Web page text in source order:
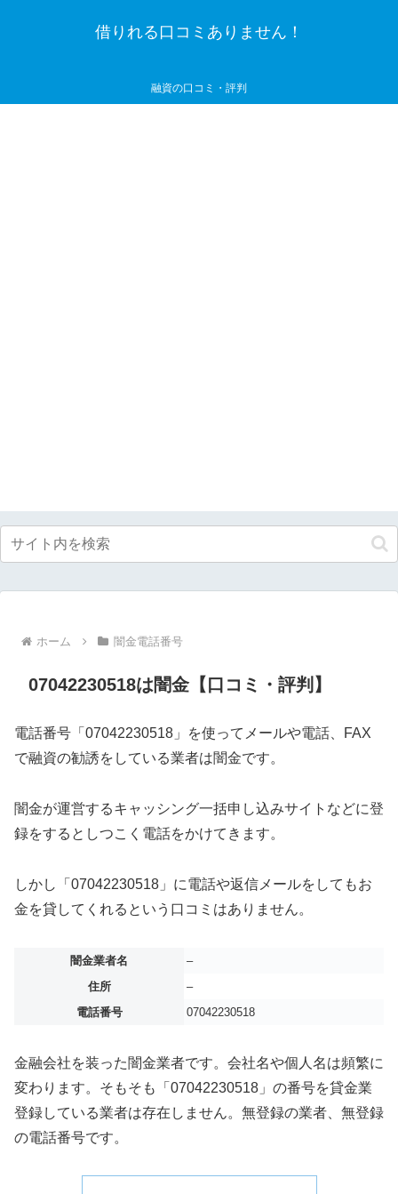
借りれる口コミありません！
融資の口コミ・評判
ホーム 闇金電話番号
07042230518は闇金【口コミ・評判】
電話番号「07042230518」を使ってメールや電話、FAX
で融資の勧誘をしている業者は闇金です。
闇金が運営するキャッシング一括申し込みサイトなどに登
録をするとしつこく電話をかけてきます。
しかし「07042230518」に電話や返信メールをしてもお
金を貸してくれるという口コミはありません。
闇金業者名
–
住所
–
電話番号
07042230518
金融会社を装った闇金業者です。会社名や個人名は頻繁に
変わります。そもそも「07042230518」の番号を貸金業
登録している業者は存在しません。無登録の業者、無登録
の電話番号です。